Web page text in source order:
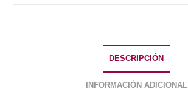
DESCRIPCIÓN
INFORMACIÓN ADICIONAL